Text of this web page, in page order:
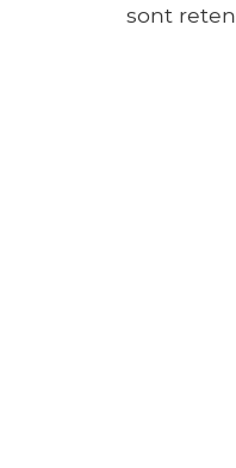
sont